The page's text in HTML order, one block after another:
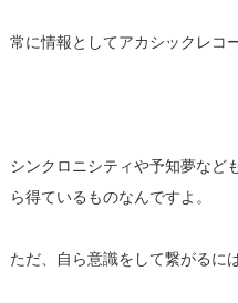
常に情報としてアカシックレコ
シンクロニシティや予知夢など
ら得ているものなんですよ。
ただ、自ら意識をして繋がるに